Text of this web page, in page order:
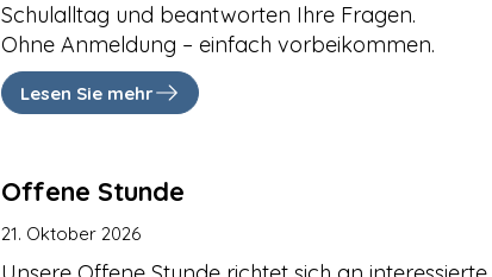
Schulalltag und beantworten Ihre Fragen.
Ohne Anmeldung – einfach vorbeikommen.
Lesen Sie mehr
Offene Stunde
21. Oktober 2026